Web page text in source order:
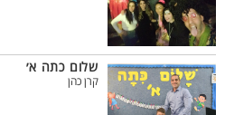
שלום כתה א׳
קרן כהן